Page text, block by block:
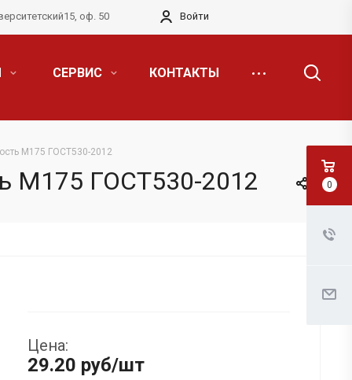
оф. 50 Войти
СЕРВИС КОНТАКТЫ
М175 ГОСТ530-2012
М175 ГОСТ530-2012
Цена:
29.20 руб/шт
0